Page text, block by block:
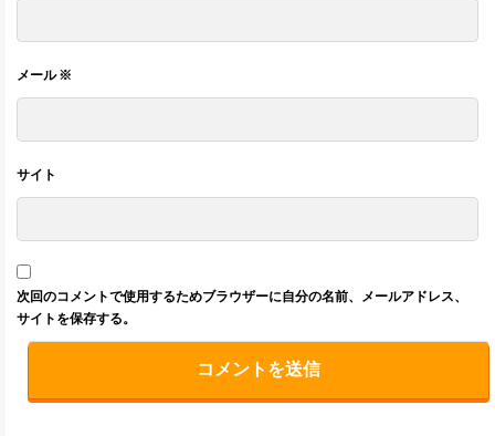
メール※
サイト
次回のコメントで使用するためブラウザーに自分の名前、メールアドレス、
サイトを保存する。